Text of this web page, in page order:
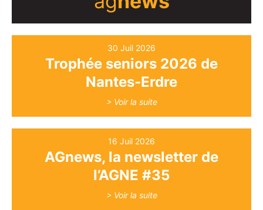
30 Juil 2026
Trophée seniors 2026 de
Nantes-Erdre
> Voir la suite
16 Juil 2026
AGnews, la newsletter de
l’AGNE #35
> Voir la suite